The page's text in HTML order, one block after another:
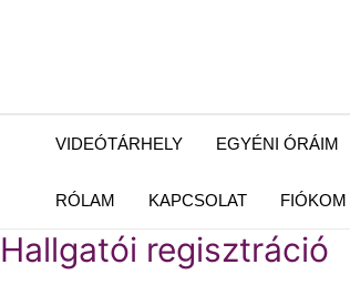
VIDEÓTÁRHELY EGYÉNI ÓRÁIM
RÓLAM KAPCSOLAT FIÓKOM
Hallgatói regisztráció